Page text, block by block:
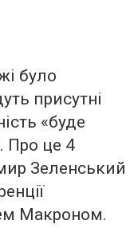
було
присутні
«буде
Про це 4
Зеленський
Макроном.